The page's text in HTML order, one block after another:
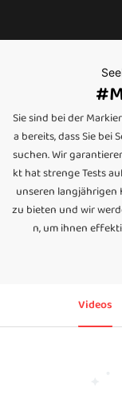
Sie sind bei der
a bereits, dass Sie bei
suchen. Wir
kt hat strenge Tests
unseren
zu bieten und wir
n, um ihnen
Videos